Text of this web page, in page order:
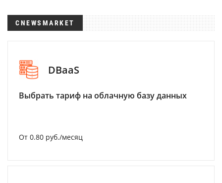
CNEWSMARKET
DBaaS
Выбрать тариф на облачную базу данных
От 0.80 руб./месяц